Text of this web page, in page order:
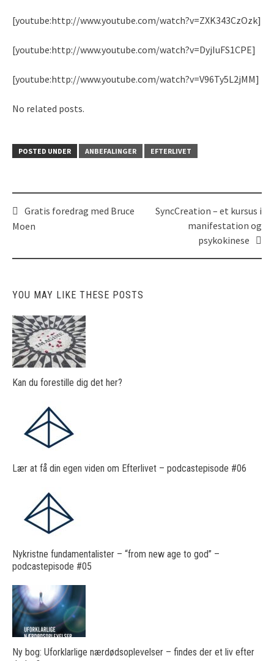
[youtube:http://www.youtube.com/watch?v=ZXK343CzOzk]
[youtube:http://www.youtube.com/watch?v=DyjIuFS1CPE]
[youtube:http://www.youtube.com/watch?v=V96Ty5L2jMM]
No related posts.
POSTED UNDER ANBEFALINGER EFTERLIVET
Post
Gratis foredrag med Bruce
Moen
SyncCreation – et kursus i
manifestation og
psykokinese
YOU MAY LIKE THESE POSTS
Kan du forestille dig det her?
Lær at få din egen viden om Efterlivet – podcastepisode #06
Nykristne fundamentalister – “from new age to god” –
podcastepisode #05
Ny bog: Uforklarlige nærdødsoplevelser – findes der et liv efter